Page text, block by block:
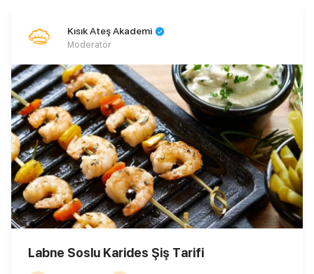
Kısık Ateş Akademi
Moderatör
Labne Soslu Karides Şiş Tarifi